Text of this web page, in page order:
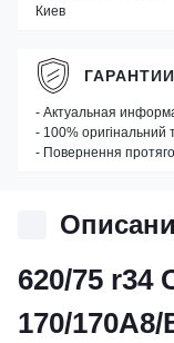
620/75 r34
170/
Киев
ГАРАНТИИ
- Актуальная
- 100% оригінальний
- Повернення